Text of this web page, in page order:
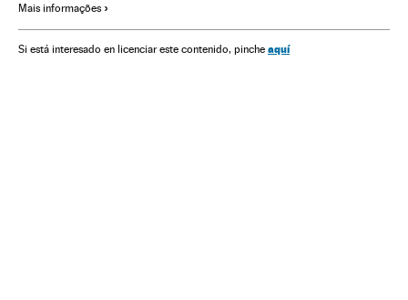
Câmara Deputados
Mais informações
Si está interesado en licenciar este contenido, pinche aquí